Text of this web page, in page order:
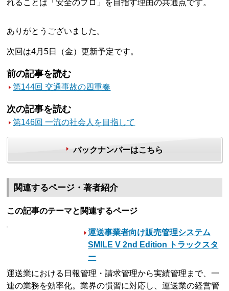
れることは「安全のプロ」を目指す理由の共通点です。
ありがとうございました。
次回は4月5日（金）更新予定です。
前の記事を読む
第144回 交通事故の四重奏
次の記事を読む
第146回 一流の社会人を目指して
バックナンバーはこちら
関連するページ・著者紹介
この記事のテーマと関連するページ
運送事業者向け販売管理システム
SMILE V 2nd Edition トラックスタ
ー
運送業における日報管理・請求管理から実績管理まで、一
連の業務を効率化。業界の慣習に対応し、運送業の経営管